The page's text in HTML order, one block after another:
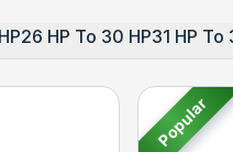
26 HP To 30 HP31 HP To
Popular